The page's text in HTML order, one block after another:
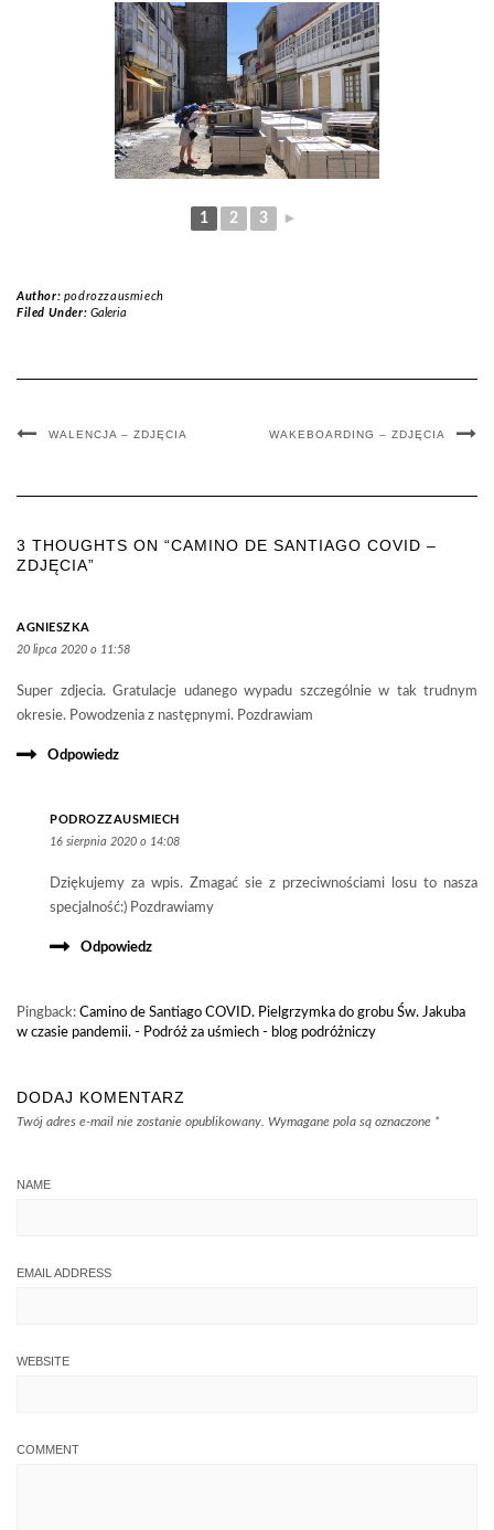
1 2 3 ►
Author: podrozzausmiech
Filed Under: Galeria
WALENCJA – ZDJĘCIA WAKEBOARDING – ZDJĘCIA
3 THOUGHTS ON “CAMINO DE SANTIAGO COVID –
ZDJĘCIA”
AGNIESZKA
20 lipca 2020 o 11:58
Super zdjecia. Gratulacje udanego wypadu szczególnie w tak trudnym
okresie. Powodzenia z następnymi. Pozdrawiam
Odpowiedz
PODROZZAUSMIECH
16 sierpnia 2020 o 14:08
Dziękujemy za wpis. Zmagać sie z przeciwnościami losu to nasza
specjalność:) Pozdrawiamy
Odpowiedz
Pingback: Camino de Santiago COVID. Pielgrzymka do grobu Św. Jakuba
w czasie pandemii. - Podróż za uśmiech - blog podróżniczy
DODAJ KOMENTARZ
Twój adres e-mail nie zostanie opublikowany. Wymagane pola są oznaczone *
NAME
EMAIL ADDRESS
WEBSITE
COMMENT